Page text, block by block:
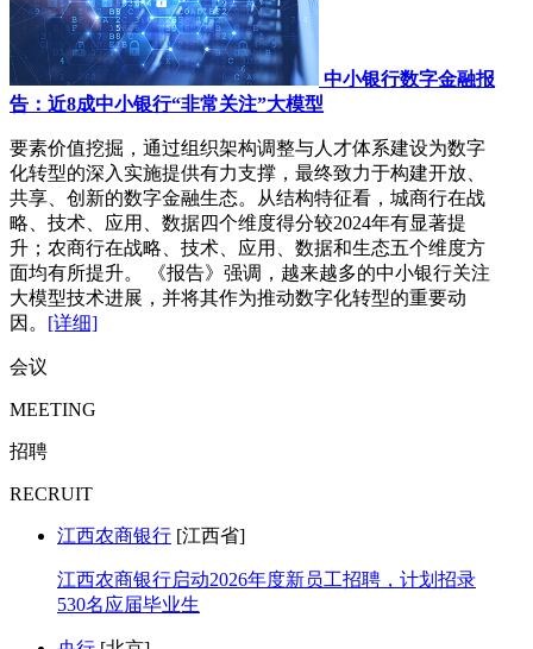
中小银行数字金融报
告：近8成中小银行“非常关注”大模型
要素价值挖掘，通过组织架构调整与人才体系建设为数字
化转型的深入实施提供有力支撑，最终致力于构建开放、
共享、创新的数字金融生态。从结构特征看，城商行在战
略、技术、应用、数据四个维度得分较2024年有显著提
升；农商行在战略、技术、应用、数据和生态五个维度方
面均有所提升。 《报告》强调，越来越多的中小银行关注
大模型技术进展，并将其作为推动数字化转型的重要动
因。 [详细]
会议
MEETING
招聘
RECRUIT
江西农商银行 [江西省]
江西农商银行启动2026年度新员工招聘，计划招录
530名应届毕业生